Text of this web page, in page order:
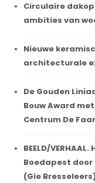
Circulaire
ambities van
Nieuwe
architecturale
De Gouden
Bouw Award
Centrum De Faar
BEELD/
Boedapest door
(Gie